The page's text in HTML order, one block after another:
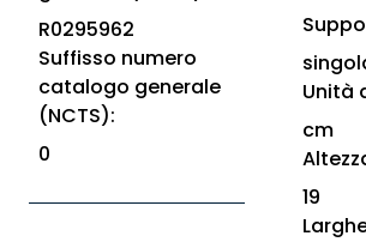
R0295962
Suffisso numero
catalogo generale
(NCTS):
0
Unità
cm
19